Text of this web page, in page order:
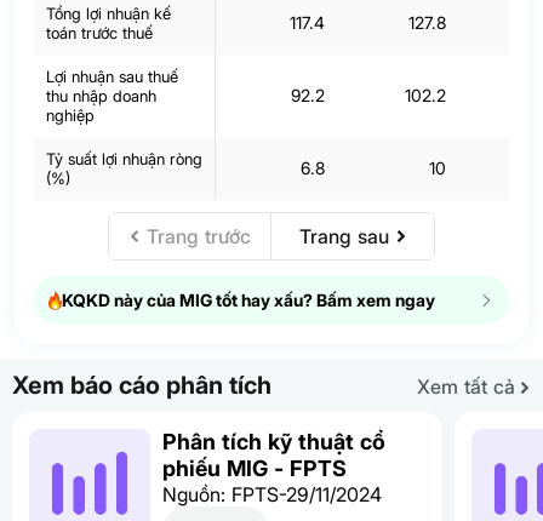
Tổng lợi nhuận kế
toán trước thuế
117.4 127.8
Lợi nhuận sau thuế
thu nhập doanh
nghiệp
92.2 102.2
Tỷ suất lợi nhuận ròng
(%)
6.8 10
Trang trước Trang sau
KQKD này của MIG tốt hay xấu? Bấm xem ngay
Xem báo cáo phân tích Xem tất cả
Phân tích kỹ thuật cổ
phiếu MIG - FPTS
Nguồn: FPTS-29/11/2024